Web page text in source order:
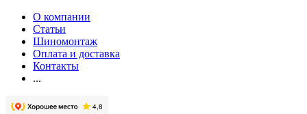
О компании
Статьи
Шиномонтаж
Оплата и доставка
Контакты
...